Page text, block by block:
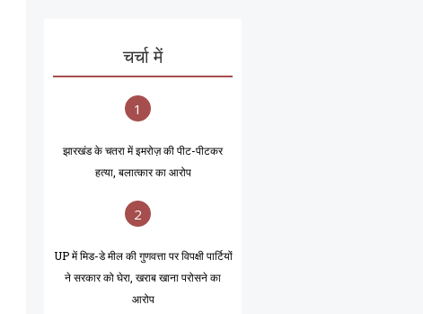
चर्चा में
1
झारखंड के चतरा में इमरोज़ की पीट-पीटकर
हत्या, बलात्कार का आरोप
2
UP में मिड-डे मील की गुणवत्ता पर विपक्षी पार्टियों
ने सरकार को घेरा, खराब खाना परोसने का
आरोप